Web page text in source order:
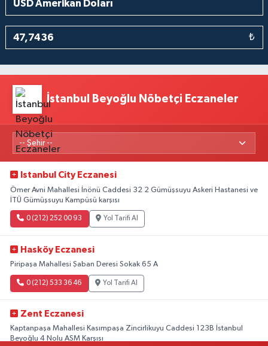
₺
İstanbul Beyoğlu Nöbetçi Eczaneler
Istanbul City Eczanesi
Ömer Avni Mahallesi İnönü Caddesi 32 2 Gümüşsuyu Askeri Hastanesi ve
İTÜ Gümüşsuyu Kampüsü karşısı
0 (212) 252 00 93 Yol Tarifi Al
Hasköy Eczanesi
Piripaşa Mahallesi Şaban Deresi Sokak 65 A
0 (212) 533 36 46 Yol Tarifi Al
Zent Eczanesi
Kaptanpaşa Mahallesi Kasımpaşa Zincirlikuyu Caddesi 123B İstanbul
Beyoğlu 4 Nolu ASM Karşısı